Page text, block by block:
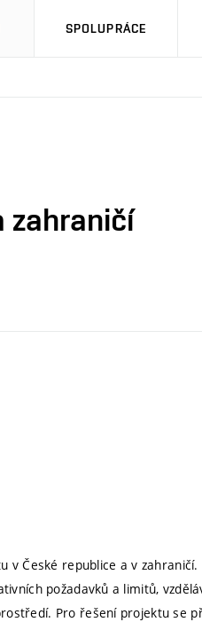
SPOLUPRÁCE
zahraničí
České republice a v zahraničí.
požadavků a limitů,
Pro řešení projektu se